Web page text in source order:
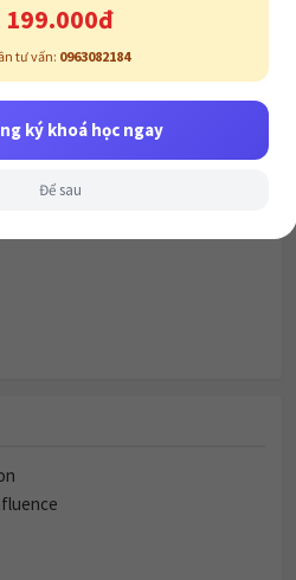
CAM 19 TEST 3
of the Lightbulb
CAM 19 TEST 4
199.000đ
tư vấn: 0963082184
ký khoá học ngay
Để sau